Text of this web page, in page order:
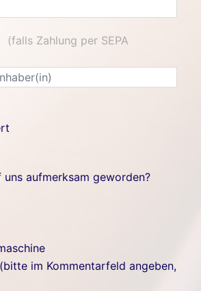
(falls Zahlung per SEPA
uns aufmerksam geworden?
im Kommentarfeld angeben,